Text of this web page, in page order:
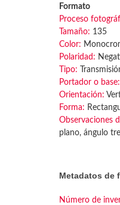
Formato
Proceso
Tamaño: 135
Color:
Polaridad:
Tipo:
Portador o base:
Orientación:
Forma:
Observaciones
plano, ángulo
Metadatos de
Número de